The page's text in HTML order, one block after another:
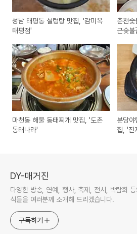
성남 태평동 설렁탕 맛집, '감미옥
태평점'
춘천
근숯불
마천동 해물 동태찌개 맛집, '도촌
동태나라'
분당
집, '진
DY-매거진
다양한 방송, 연예, 행사, 축제, 전시, 박람회
식들을 여러분께 소개해 드리겠습니다.
구독하기